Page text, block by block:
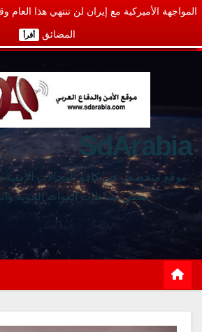
المواجهة الأميركية مع إيران لن تنتهي هذا العام
المضائق أقرأ
SdArabia
موقع متخصص في كافة المجالات الأمنية
يغطي نشاطات القوات الجوية